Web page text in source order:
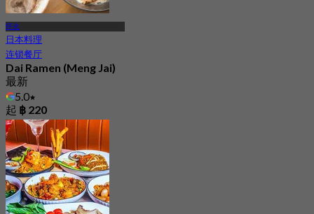
怀光
日本料理
连锁餐厅
Dai Ramen (Meng Jai)
最新
5.0
起 ฿ 220